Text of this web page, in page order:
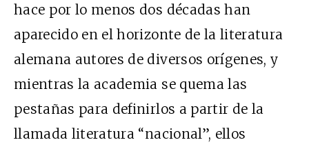
hace por lo menos dos décadas han
aparecido en el horizonte de la literatura
alemana autores de diversos orígenes, y
mientras la academia se quema las
pestañas para definirlos a partir de la
llamada literatura “nacional”, ellos